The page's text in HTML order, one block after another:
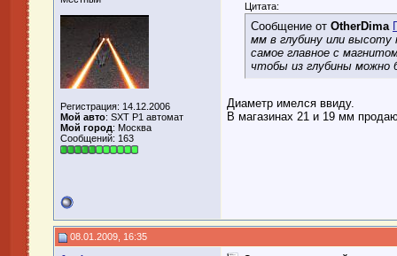
Регистрация: 14.12.2006
Мой авто: SXT P1 автомат
Мой город: Москва
Сообщений: 163
Цитата:
Сообщение от OtherDima
мм в глубину или высоту
самое главное с
чтобы из глубины
Диаметр имелся ввиду.
В магазинах 21 и 19 мм
08.01.2009, 16:35